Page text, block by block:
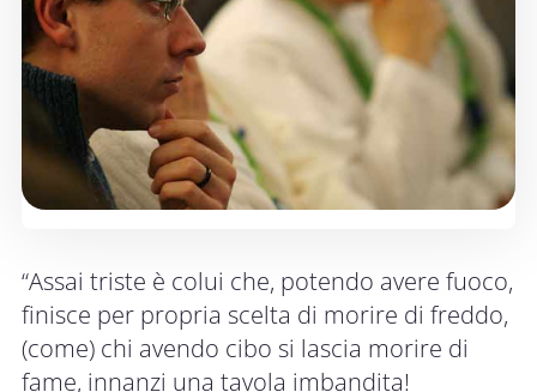
“Assai triste è colui che, potendo avere fuoco,
finisce per propria scelta di morire di freddo,
(come) chi avendo cibo si lascia morire di
fame, innanzi una tavola imbandita!